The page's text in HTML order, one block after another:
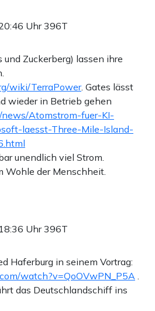
Uhr396T
und Zuckerberg) lassen ihre
wiki/TerraPower. Gates lässt
wieder in Betrieb gehen
Atomstrom-fuer-KI-
laesst-Three-Mile-Island-
unendlich viel Strom.
Wohle der Menschheit.
Uhr396T
Haferburg in seinem Vortrag:
watch?v=QoOVwPN_P5A
das Deutschlandschiff ins